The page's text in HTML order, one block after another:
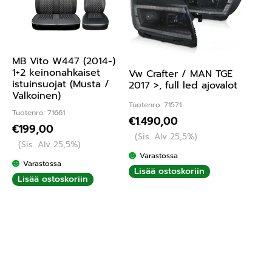
MB Vito W447 (2014-)
1+2 keinonahkaiset
istuinsuojat (Musta /
Valkoinen)
Tuotenro: 71661
€199,00
(Sis. Alv 25,5%)
Varastossa
Lisää ostoskoriin
Vw Crafter / MAN TGE
2017 >, full led ajovalot
Tuotenro: 71571
€1.490,00
(Sis. Alv 25,5%)
Varastossa
Lisää ostoskoriin